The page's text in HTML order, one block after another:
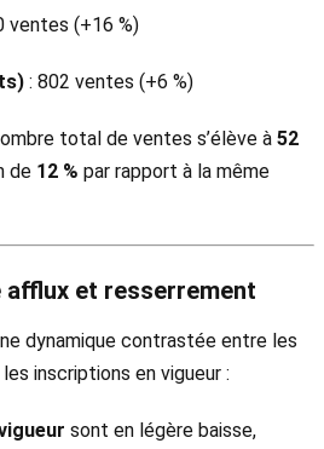
ventes (+16 %)
: 802 ventes (+6 %)
total de ventes s’élève à 52
de 12 % par rapport à la même
et resserrement
dynamique contrastée entre les
inscriptions en vigueur :
sont en légère baisse,